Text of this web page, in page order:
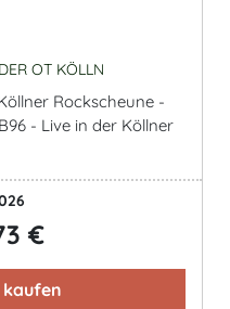
OT KÖLLN
Rockscheune -
- Live in der Köllner
€